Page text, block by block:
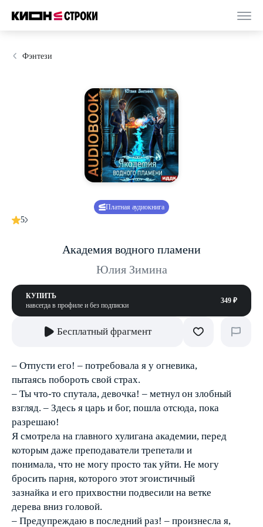
Фэнтези
Платная аудиокнига
5
Академия водного пламени
Юлия Зимина
КУПИТЬ
навсегда в профиле и без подписки
349 ₽
Бесплатный фрагмент
– Отпусти его! – потребовала я у огневика,
пытаясь побороть свой страх.
– Ты что-то спутала, девочка! – метнул он злобный
взгляд. – Здесь я царь и бог, пошла отсюда, пока
разрешаю!
Я смотрела на главного хулигана академии, перед
которым даже преподаватели трепетали и
понимала, что не могу просто так уйти. Не могу
бросить парня, которого этот эгоистичный
зазнайка и его прихвостни подвесили на ветке
дерева вниз головой.
– Предупреждаю в последний раз! – произнесла я,